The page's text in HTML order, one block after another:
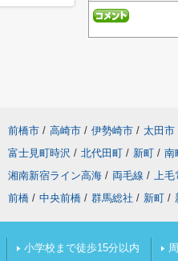
前橋市 / 高崎市 / 伊勢崎市 / 太田市
富士見町時沢 / 北代田町 / 新町 / 南
湘南新宿ライン高海 / 両毛線 / 上毛
前橋 / 中央前橋 / 群馬総社 / 新町 /
小学校まで徒歩15分以内